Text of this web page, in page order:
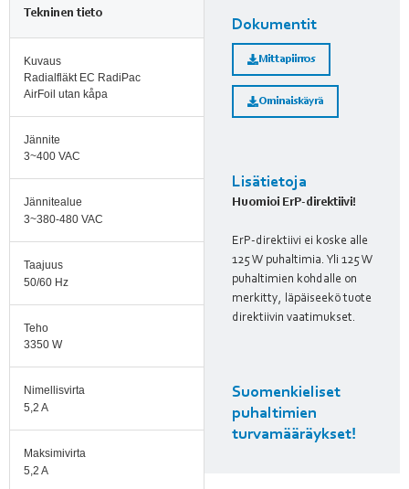
Tekninen tieto
Kuvaus
Radialfläkt EC RadiPac
AirFoil utan kåpa
Jännite
3~400 VAC
Jännitealue
3~380-480 VAC
Taajuus
50/60 Hz
Teho
3350 W
Nimellisvirta
5,2 A
Maksimivirta
5,2 A
Dokumentit
Mittapiirros
Ominaiskäyrä
Lisätietoja
Huomioi ErP-direktiivi!
ErP-direktiivi ei koske alle
125 W puhaltimia. Yli 125 W
puhaltimien kohdalle on
merkitty, läpäiseekö tuote
direktiivin vaatimukset.
Suomenkieliset
puhaltimien
turvamääräykset!